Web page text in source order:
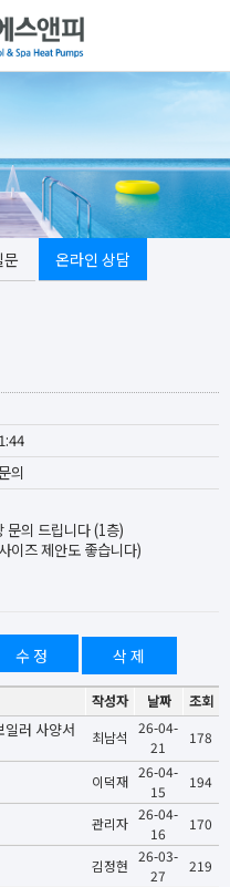
온라인 상담
의
문의 드립니다 (1층)
이즈 제안도 좋습니다)
수 정 삭 제
작성자 날짜
조회
러 사양서
최남석
26-04-
21
178
이덕재
26-04-
15
194
관리자
26-04-
16
170
김정현
26-03-
27
219